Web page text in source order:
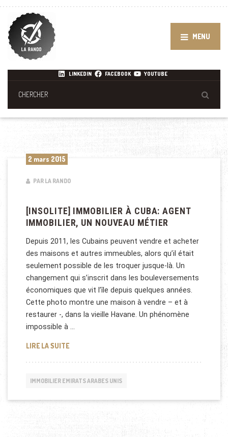
MENU
LINKEDIN FACEBOOK YOUTUBE
2 mars 2015
PAR LA RANDO
[INSOLITE] IMMOBILIER À CUBA: AGENT
IMMOBILIER, UN NOUVEAU MÉTIER
Depuis 2011, les Cubains peuvent vendre et acheter
des maisons et autres immeubles, alors qu’il était
seulement possible de les troquer jusque-là. Un
changement qui s’inscrit dans les bouleversements
économiques que vit l’île depuis quelques années.
Cette photo montre une maison à vendre – et à
restaurer -, dans la vieille Havane. Un phénomène
impossible à …
LIRE LA SUITE[INSOLITE] IMMOBILIER À CUBA: AGENT
IMMOBILIER EMIRATS ARABES UNIS